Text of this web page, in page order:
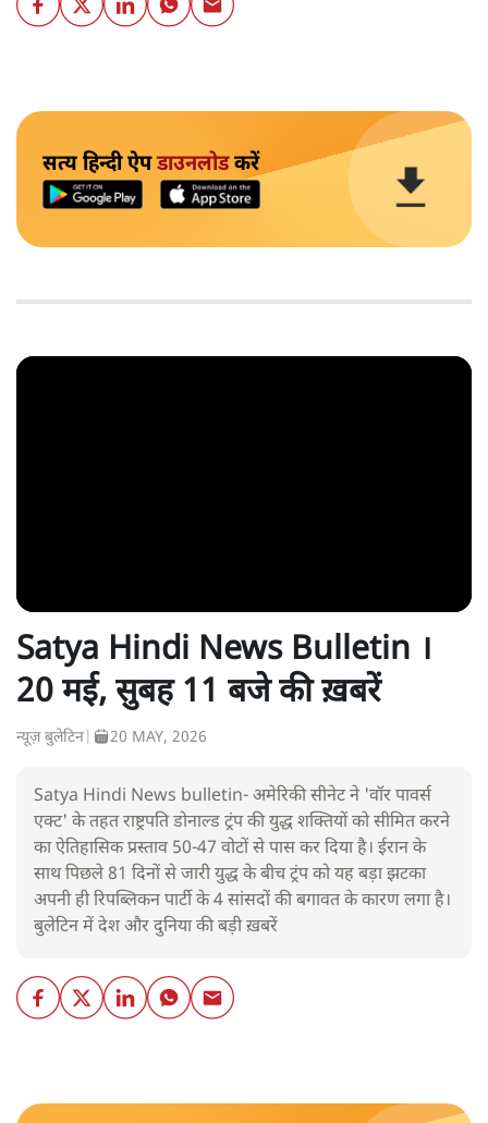
सत्य हिन्दी ऐपडाउनलोडकरें
Satya Hindi News Bulletin ।
20 मई, सुबह 11 बजे की ख़बरें
न्यूज़ बुलेटिन 20 MAY, 2026
Satya Hindi News bulletin- अमेरिकी सीनेट ने 'वॉर पावर्स
एक्ट' के तहत राष्ट्रपति डोनाल्ड ट्रंप की युद्ध शक्तियों को सीमित करने
का ऐतिहासिक प्रस्ताव 50-47 वोटों से पास कर दिया है। ईरान के
साथ पिछले 81 दिनों से जारी युद्ध के बीच ट्रंप को यह बड़ा झटका
अपनी ही रिपब्लिकन पार्टी के 4 सांसदों की बगावत के कारण लगा है।
बुलेटिन में देश और दुनिया की बड़ी ख़बरें